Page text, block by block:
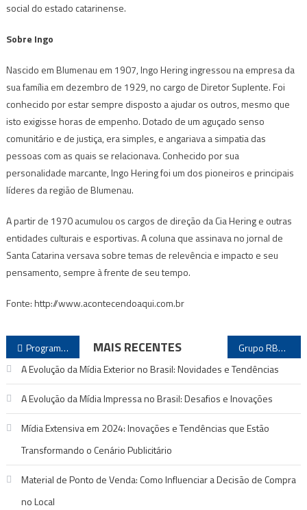
social do estado catarinense.
Sobre Ingo
Nascido em Blumenau em 1907, Ingo Hering ingressou na empresa da
sua família em dezembro de 1929, no cargo de Diretor Suplente. Foi
conhecido por estar sempre disposto a ajudar os outros, mesmo que
isto exigisse horas de empenho. Dotado de um aguçado senso
comunitário e de justiça, era simples, e angariava a simpatia das
pessoas com as quais se relacionava. Conhecido por sua
personalidade marcante, Ingo Hering foi um dos pioneiros e principais
líderes da região de Blumenau.
A partir de 1970 acumulou os cargos de direção da Cia Hering e outras
entidades culturais e esportivas. A coluna que assinava no jornal de
Santa Catarina versava sobre temas de relevência e impacto e seu
pensamento, sempre à frente de seu tempo.
Fonte: http://www.acontecendoaqui.com.br
Navegação
de
Post
Programa de internet banda larga não é “nova estatização”, diz ministro Grupo RBS anuncia mudanças em SC
MAIS RECENTES
A Evolução da Mídia Exterior no Brasil: Novidades e Tendências
A Evolução da Mídia Impressa no Brasil: Desafios e Inovações
Mídia Extensiva em 2024: Inovações e Tendências que Estão
Transformando o Cenário Publicitário
Material de Ponto de Venda: Como Influenciar a Decisão de Compra
no Local